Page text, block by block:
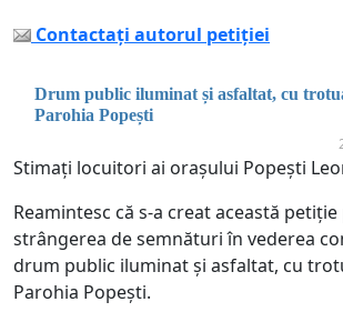
Contactați autorul petiției
Drum public iluminat și asfaltat, cu
Parohia Popești
Stimați locuitori ai orașului Popești
Reamintesc că s-a creat această
strângerea de semnături în vederea
drum public iluminat și asfaltat, cu
Parohia Popești.